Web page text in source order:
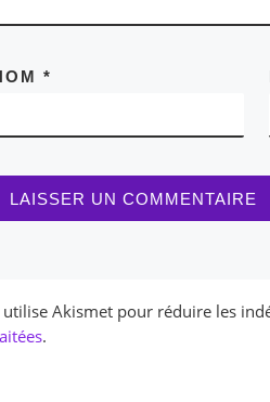
*
utilise Akismet pour réduire les
.